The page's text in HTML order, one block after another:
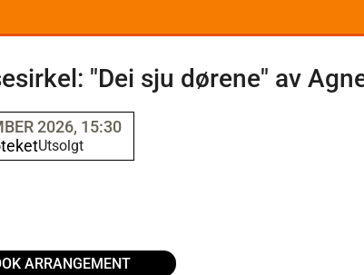
"Dei sju dørene" av
2026, 15:30
Utsolgt
ARRANGEMENT